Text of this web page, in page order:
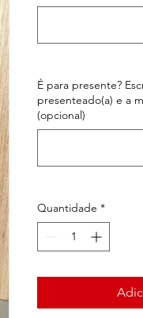
É para presente?
presenteado(a) e a
(opcional)
Quantidade *